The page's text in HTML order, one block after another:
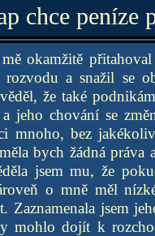
chce peníze
okamžitě
a snažil se
že také
jeho chování se
bez
bych žádná práva
jsem mu, že
o mně měl
Zaznamenala jsem
mohlo dojít k